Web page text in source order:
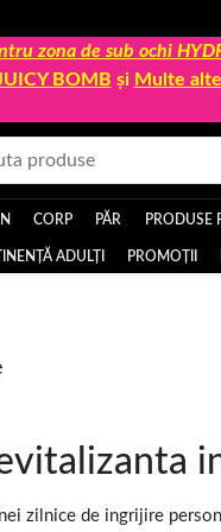
zona de sub ochi
BOMB și Multe
CORP PĂR PRODUSE
ADULȚI PROMOȚII
zilnice de ingrijire